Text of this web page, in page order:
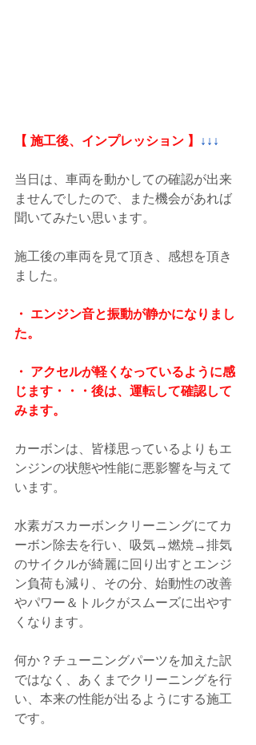
【 施工後、インプレッション 】 ↓↓↓
当日は、車両を動かしての確認が出来
ませんでしたので、また機会があれば
聞いてみたい思います。
施工後の車両を見て頂き、感想を頂き
ました。
・ エンジン音と振動が静かになりまし
た。
・ アクセルが軽くなっているように感
じます・・・後は、運転して確認して
みます。
カーボンは、皆様思っているよりもエ
ンジンの状態や性能に悪影響を与えて
います。
水素ガスカーボンクリーニングにてカ
ーボン除去を行い、吸気→燃焼→排気
のサイクルが綺麗に回り出すとエンジ
ン負荷も減り、その分、始動性の改善
やパワー＆トルクがスムーズに出やす
くなります。
何か？チューニングパーツを加えた訳
ではなく、あくまでクリーニングを行
い、本来の性能が出るようにする施工
です。